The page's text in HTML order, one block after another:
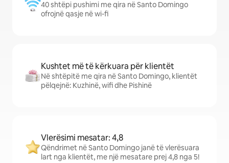
40 shtëpi pushimi me qira në Santo Domingo
ofrojnë qasje në wi-fi
Kushtet më të kërkuara për klientët
Në shtëpitë me qira në Santo Domingo, klientët
pëlqejnë: Kuzhinë, wifi dhe Pishinë
Vlerësimi mesatar: 4,8
Qëndrimet në Santo Domingo janë të vlerësuara
lart nga klientët, me një mesatare prej 4,8 nga 5!